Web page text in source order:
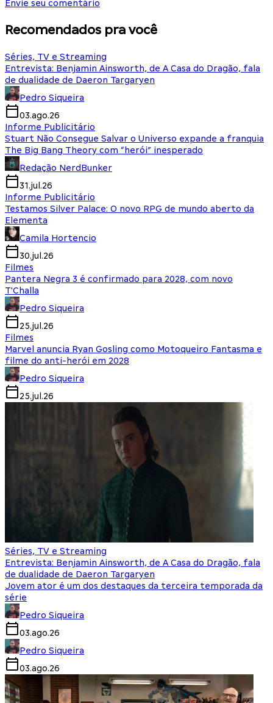
Envie seu comentário
Recomendados pra você
Séries, TV e Streaming
Entrevista: Benjamin Ainsworth, de A Casa do Dragão, fala
de dualidade de Daeron Targaryen
Pedro Siqueira
03.ago.26
Informe Publicitário
Stuart Não Consegue Salvar o Universo expande a franquia
The Big Bang Theory com “herói” inesperado
Redação NerdBunker
31.jul.26
Informe Publicitário
Testamos Silver Palace: O novo RPG de mundo aberto da
Elementa
Camila Hortencio
30.jul.26
Filmes
Pantera Negra 3 é confirmado para 2028, com novo
T'Challa
Pedro Siqueira
25.jul.26
Filmes
Marvel anuncia Ryan Gosling como Motoqueiro Fantasma e
filme do anti-herói em 2028
Pedro Siqueira
25.jul.26
Séries, TV e Streaming
Entrevista: Benjamin Ainsworth, de A Casa do Dragão, fala
de dualidade de Daeron Targaryen
Jovem ator é um dos destaques da terceira temporada da
série
Pedro Siqueira
03.ago.26
Pedro Siqueira
03.ago.26